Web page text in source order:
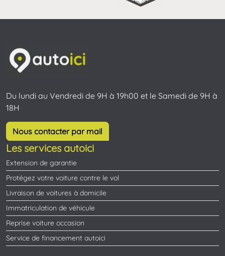
Du lundi au Vendredi de 9H à 19h00 et le Samedi de 9H à
18H
Nous contacter par mail
Les services autoici
Extension de garantie
Protégez votre voiture contre le vol
Livraison de voitures à domicile
Immatriculation de véhicule
Reprise voiture occasion
Service de financement autoici